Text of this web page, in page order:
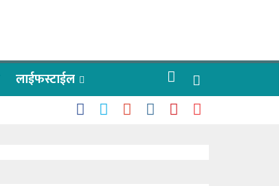
लाईफस्टाईल